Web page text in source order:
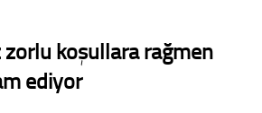
koşullara rağmen
ediyor